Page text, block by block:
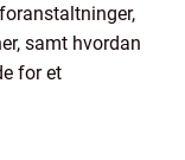
samt hvordan
for et